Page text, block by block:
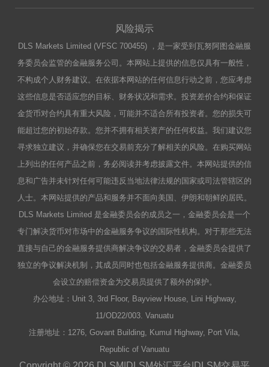
风险揭示
DLS Markets Limited (VFSC 700455) ，是一家受到瓦努阿图金融服
务委员会监管的金融服务公司。本网站上提供的信息仅具有一般性，
不构成个人财务建议。在依据本网站的任何信息行动之前，您应考虑
这些信息是否适应您的目标、财务状况和需求。投资差价合约和保证
金货币对合约具有重大风险，可能并不适合所有投资者。您的损失可
能超过您的初始存款。您并不拥有相关资产的任何权益。我们建议您
寻求独立建议，并确保您在交易前充分了解相关的风险。在购买网站
上列出的任何产品之前，务必阅读并考虑披露文件。本网站提供的信
息和广告并未针对任何可能违反当地法律法规的国家或司法管辖区的
人士。本网站提供的产品和服务并不面向美国、伊朗和朝鲜的居民。
DLS Markets Limited 是金融委员会的成员之一，金融委员会是一个
专门解决货币对市场中的金融服务争议的国际性机构。对于那些无法
直接与自己的金融服务提供商解决争议的交易者，金融委员会提供了
独立的争议解决机制，其成员同时也包括金融服务提供商。金融委员
会设立的赔偿资金为交易员提供了额外的保护。
办公地址：Unit 3, 3rd Floor, Bayview House, Lini Highway,
11/OD22/003. Vanuatu
注册地址：1276, Govant Building, Kumul Highway, Port Vila,
Republic of Vanuatu